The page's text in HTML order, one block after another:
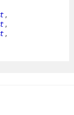
,
,
,